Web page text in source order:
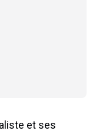
et ses